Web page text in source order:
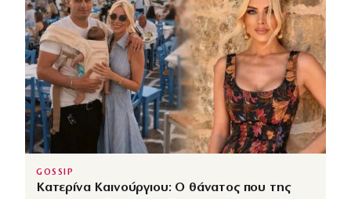
GOSSIP
Κατερίνα Καινούργιου: Ο θάνατος που της